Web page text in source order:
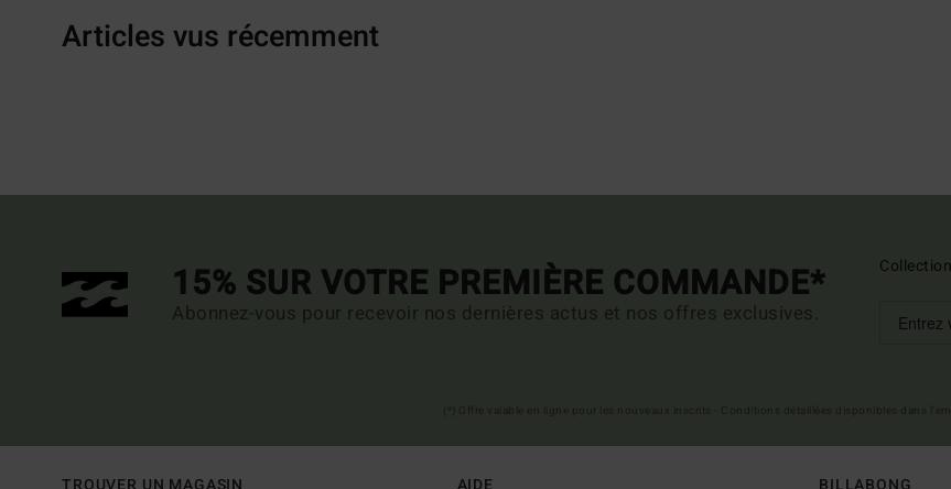
Articles vus récemment
15% SUR VOTRE PREMIÈRE COMMANDE*
Abonnez-vous pour recevoir nos dernières actus et nos offres exclusives.
Collection